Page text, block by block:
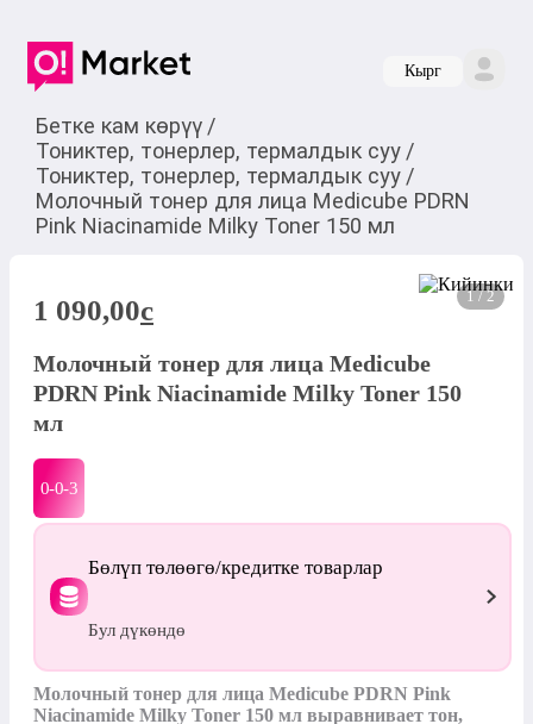
Кырг
Бетке кам көрүү /
Тониктер, тонерлер, термалдык суу /
Тониктер, тонерлер, термалдык суу /
Молочный тонер для лица Medicube PDRN
Pink Niacinamide Milky Toner 150 мл
1 / 2
1 090,00c
Молочный тонер для лица Medicube
PDRN Pink Niacinamide Milky Toner 150
мл
0-0-3
Бөлүп төлөөгө/кредитке товарлар
Бул дүкөндө
Молочный тонер для лица Medicube PDRN Pink
Niacinamide Milky Toner 150 мл выравнивает тон,